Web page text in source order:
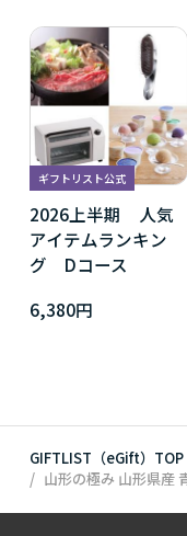
ギフトリスト公式
2026上半期 人気
アイテムランキン
グ Dコース
6,380円
GIFTLIST（eGift）TOP
山形の極み 山形県産